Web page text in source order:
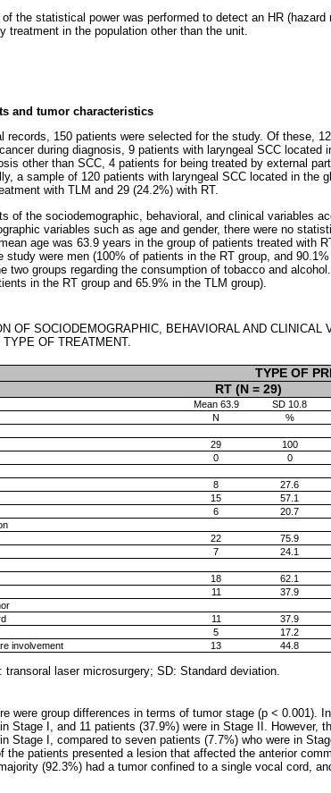
the statistical power was performed to detect an HR
treatment in the population other than the unit.
and tumor characteristics
records, 150 patients were selected for the study. Of these,
during diagnosis, 9 patients with laryngeal SCC located
other than SCC, 4 patients for being treated by external
a sample of 120 patients with laryngeal SCC located in the
with TLM and 29 (24.2%) with RT.
of the sociodemographic, behavioral, and clinical variables
variables such as age and gender, there were no
age was 63.9 years in the group of patients treated with
study were men (100% of patients in the RT group, and
two groups regarding the consumption of tobacco and
in the RT group and 65.9% in the TLM group).
OF SOCIODEMOGRAPHIC, BEHAVIORAL AND
OF TREATMENT.
TYPE OF
RT (N = 29)
Mean 63.9 SD 10.8
N
%
29 100
0 0
8 27.6
15 57.1
6 20.7
22 75.9
7 24.1
18 62.1
11 37.9
11 37.9
5 17.2
involvement
13 44.8
transoral laser microsurgery; SD: Standard deviation.
were group differences in terms of tumor stage (p < 0.001).
Stage I, and 11 patients (37.9%) were in Stage II. However,
Stage I, compared to seven patients (7.7%) who were in
the patients presented a lesion that affected the anterior
(92.3%) had a tumor confined to a single vocal cord,